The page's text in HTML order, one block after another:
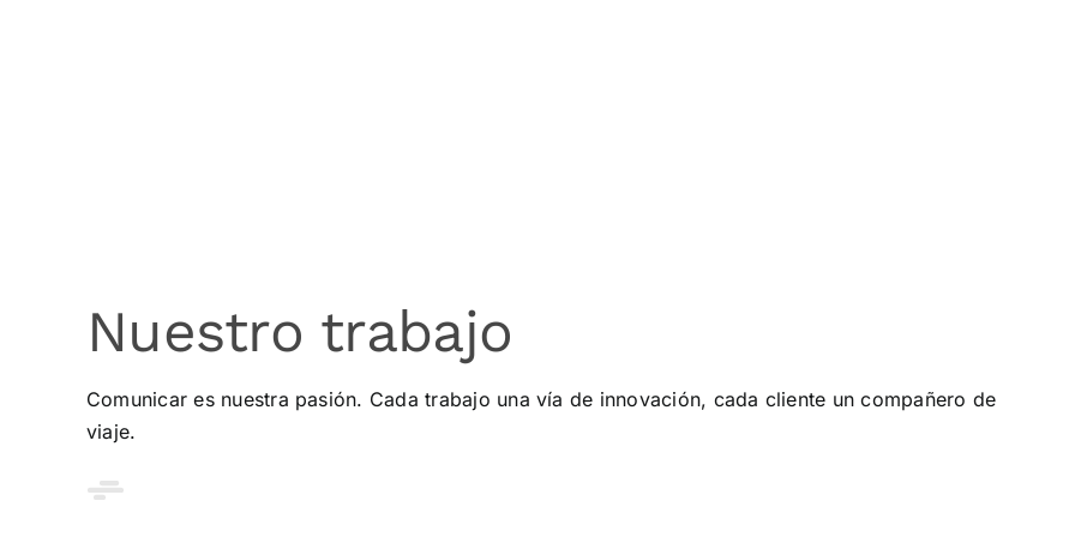
Nuestro trabajo
Comunicar es nuestra pasión. Cada trabajo una vía de innovación, cada cliente un compañero de
viaje.